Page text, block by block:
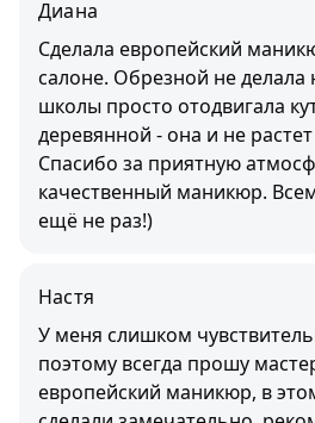
Диана
Сделала европейский
салоне. Обрезной не делала
школы просто отодвигала
деревянной - она и не
Спасибо за приятную
качественный маникюр.
ещё не раз!)
Настя
У меня слишком
поэтому всегда прошу
европейский маникюр, в